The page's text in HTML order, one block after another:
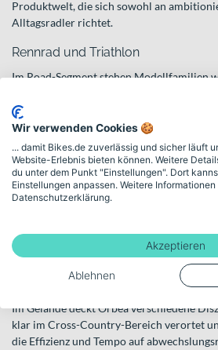
Produktwelt, die sich sowohl an
Alltagsradler richtet.
Rennrad und Triathlon
Im Road-Segment stehen Modellfamilien
für sportliches Fahren auf der Straße.
leichtes Performance-Rennrad
Orca Aero stärker an Fahrer, die Wert auf
Ausrichtung legen. Für den Wettkampf
Ordudie Palette – konzipiert für den
Auch im Gravel-Bereich zeigt sich die
Terrasteht für Mixed-Surface-Abenteuer
wettkampforientierte Variante für lange
anspruchsvolle Events.
Mountainbikes für
Im Gelände deckt Orbea verschiedene
klar im Cross-Country-Bereich verortet
die Effizienz und Tempo auf
Wir verwenden Cookies 🍪
... damit Bikes.de zuverlässig und sicher läuft
Website-Erlebnis bieten können. Weitere
du unter dem Punkt "Einstellungen". Dort
Einstellungen anpassen. Weitere
Datenschutzerklärung.
Akzeptieren
Ablehnen